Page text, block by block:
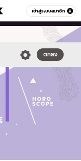
เข้าสู่ระบบสมาชิก
หมวดอื่นๆ
ตกลง